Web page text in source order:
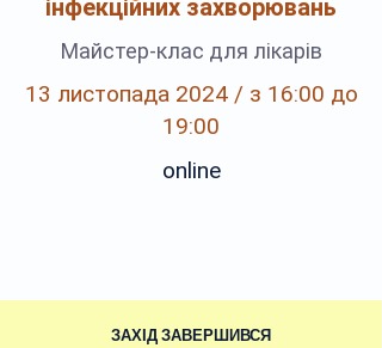
інфекційних захворювань
Майстер-клас для лікарів
13 листопада 2024 / з 16:00 до
19:00
online
ЗАХІД ЗАВЕРШИВСЯ